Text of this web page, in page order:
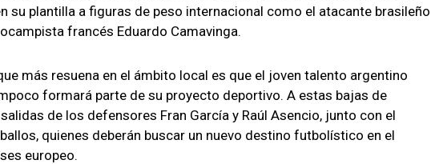
su plantilla a figuras de peso internacional como el atacante brasileño
francés Eduardo Camavinga.
más resuena en el ámbito local es que el joven talento argentino
formará parte de su proyecto deportivo. A estas bajas de
de los defensores Fran García y Raúl Asencio, junto con el
quienes deberán buscar un nuevo destino futbolístico en el
europeo.